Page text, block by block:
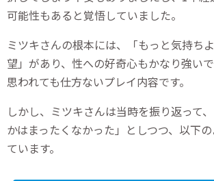
可能性もあると覚悟していました。
ミツキさんの根本には、「もっと気持ち
望」があり、性への好奇心もかなり強い
思われても仕方ないプレイ内容です。
しかし、ミツキさんは当時を振り返って
かはまったくなかった」としつつ、以下
ています。